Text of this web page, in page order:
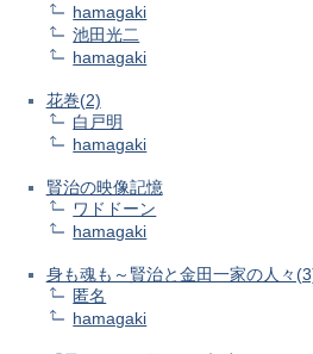
hamagaki
池田光二
hamagaki
花巻(2)
白戸明
hamagaki
賢治の映像記憶
ワドドーン
hamagaki
身も魂も～賢治と金田一家の人々
匿名
hamagaki